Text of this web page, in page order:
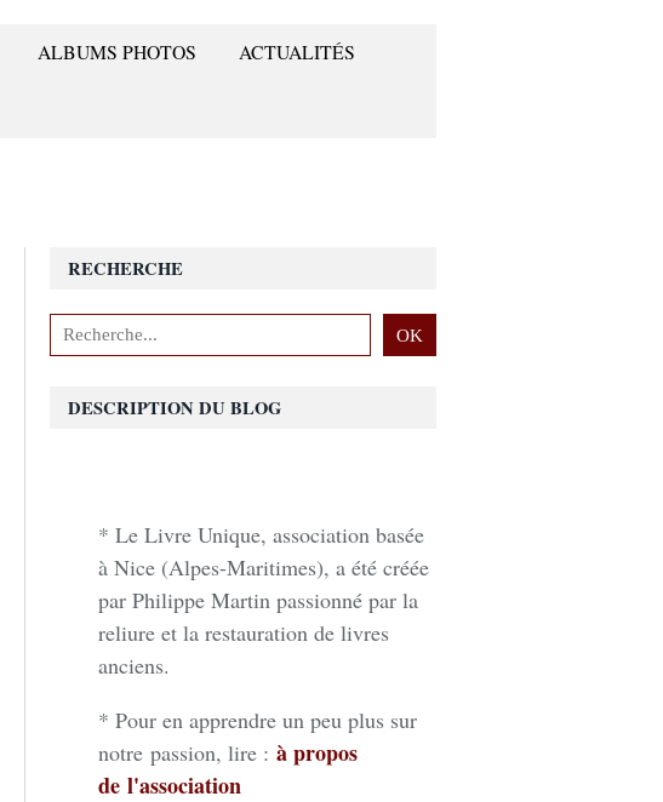
ALBUMS PHOTOS ACTUALITÉS
RECHERCHE
DESCRIPTION DU BLOG
* Le Livre Unique, association basée
à Nice (Alpes-Maritimes), a été créée
par Philippe Martin passionné par la
reliure et la restauration de livres
anciens.
* Pour en apprendre un peu plus sur
notre passion, lire : à propos
de l'association